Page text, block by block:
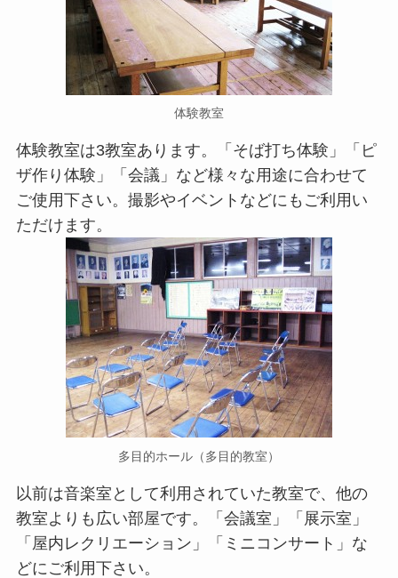
体験教室
体験教室は3教室あります。「そば打ち体験」「ピ
ザ作り体験」「会議」など様々な用途に合わせて
ご使用下さい。撮影やイベントなどにもご利用い
ただけます。
多目的ホール（多目的教室）
以前は音楽室として利用されていた教室で、他の
教室よりも広い部屋です。「会議室」「展示室」
「屋内レクリエーション」「ミニコンサート」な
どにご利用下さい。